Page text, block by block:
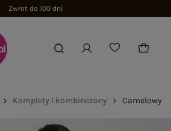
Zwrot do 100 dni
Komplety i kombinezony Camelowy